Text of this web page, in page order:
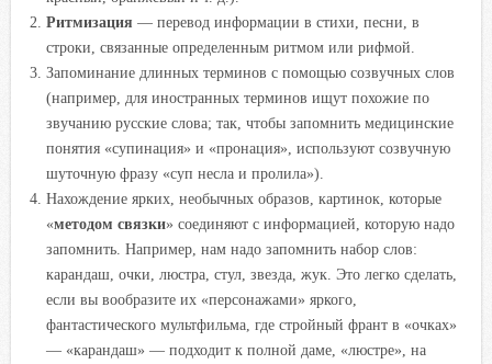
Ритмизация — перевод информации в стихи, песни, в
строки, связанные определенным ритмом или рифмой.
Запоминание длинных терминов с помощью созвучных слов
(например, для иностранных терминов ищут похожие по
звучанию русские слова; так, чтобы запомнить медицинские
понятия «супинация» и «пронация», используют созвучную
шуточную фразу «суп несла и пролила»).
Нахождение ярких, необычных образов, картинок, которые
«методом связки» соединяют с информацией, которую надо
запомнить. Например, нам надо запомнить набор слов:
карандаш, очки, люстра, стул, звезда, жук. Это легко сделать,
если вы вообразите их «персонажами» яркого,
фантастического мультфильма, где стройный франт в «очках»
— «карандаш» — подходит к полной даме, «люстре», на